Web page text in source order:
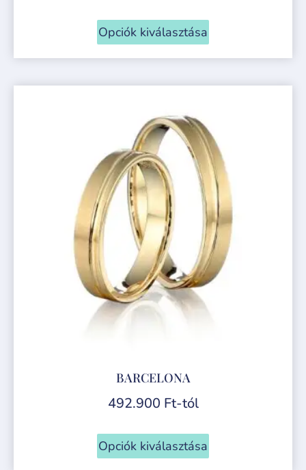
Opciók kiválasztása
BARCELONA
492.900 Ft-tól
Opciók kiválasztása